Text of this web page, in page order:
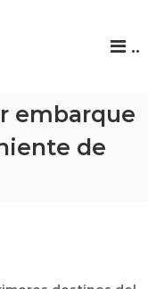
..
embarque
de